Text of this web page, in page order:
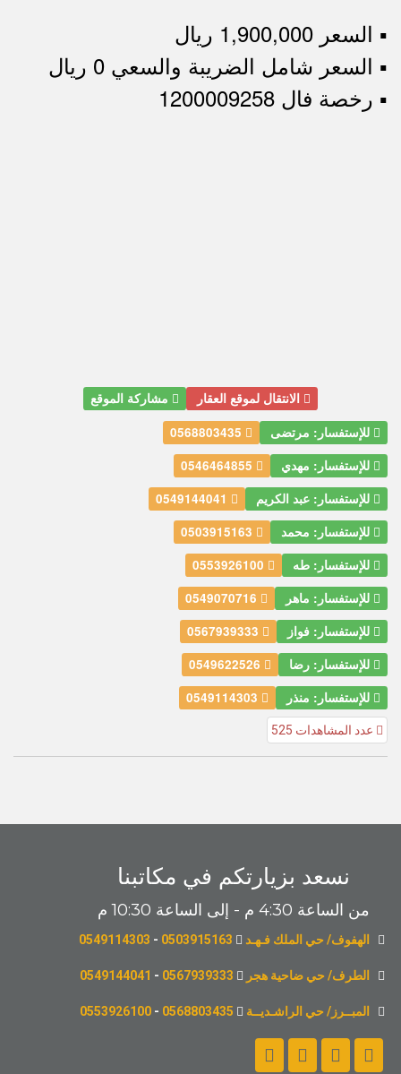
▪︎ السعر 1,900,000 ريال
▪︎ السعر شامل الضريبة والسعي 0 ريال
▪︎ رخصة فال 1200009258
الانتقال لموقع العقار
مشاركة الموقع
للإستفسار: مرتضى
للإستفسار: مهدي
للإستفسار: عبد الكريم
للإستفسار: محمد
للإستفسار: طه
للإستفسار: ماهر
للإستفسار: فواز
للإستفسار: رضا
للإستفسار: منذر
عدد المشاهدات 525
نسعد بزيارتكم في مكاتبنا
من الساعة 4:30 م - إلى الساعة 10:30 م
الهفوف/ حي الملك فـهـد 0503915163
-
0549114303
الطرف/ حي ضاحية هجر 0567939333
-
0549144041
المبــرز/ حي الراشـديــة 0568803435
-
0553926100